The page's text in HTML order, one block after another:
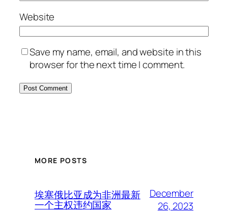
Website
Save my name, email, and website in this
browser for the next time I comment.
MORE POSTS
埃塞俄比亚成为非洲最新
一个主权违约国家
December
26, 2023